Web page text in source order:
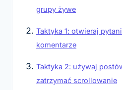
grupy żywe
Taktyka 1: otwieraj
komentarze
Taktyka 2: używaj
zatrzymać scrollowanie